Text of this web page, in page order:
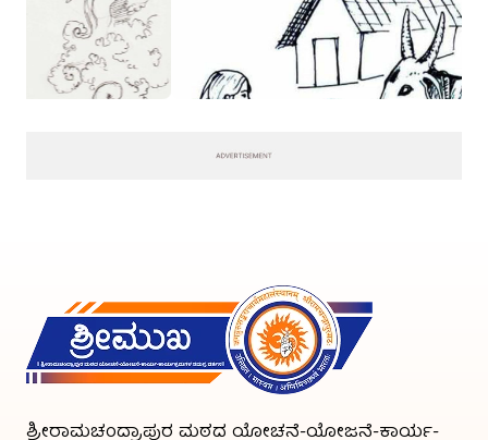
ಶ್ರೀರಾಮಚಂದ್ರಾಪುರ ಮಠದ ಯೋಚನೆ-ಯೋಜನೆ-ಕಾರ್ಯ-